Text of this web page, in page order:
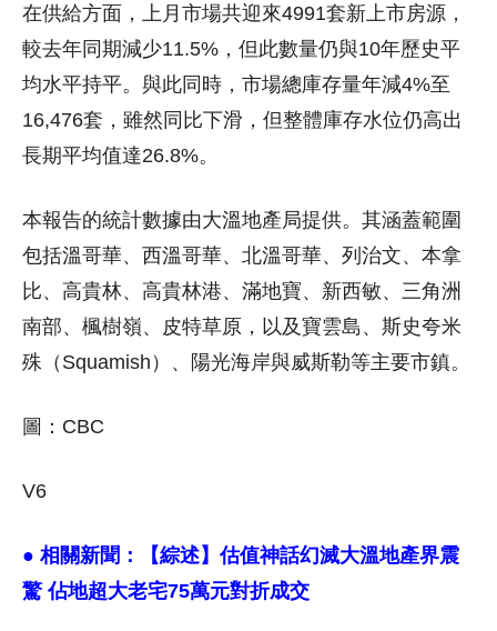
在供給方面，上月市場共迎來4991套新上市房源，
較去年同期減少11.5%，但此數量仍與10年歷史平
均水平持平。與此同時，市場總庫存量年減4%至
16,476套，雖然同比下滑，但整體庫存水位仍高出
長期平均值達26.8%。
本報告的統計數據由大溫地產局提供。其涵蓋範圍
包括溫哥華、西溫哥華、北溫哥華、列治文、本拿
比、高貴林、高貴林港、滿地寶、新西敏、三角洲
南部、楓樹嶺、皮特草原，以及寶雲島、斯史夸米
殊（Squamish）、陽光海岸與威斯勒等主要市鎮。
圖：CBC
V6
● 相關新聞：
【綜述】估值神話幻滅大溫地產界震
驚 佔地超大老宅75萬元對折成交